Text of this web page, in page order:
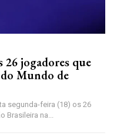
jogadores que
Mundo de
segunda-feira (18) os 26
na...